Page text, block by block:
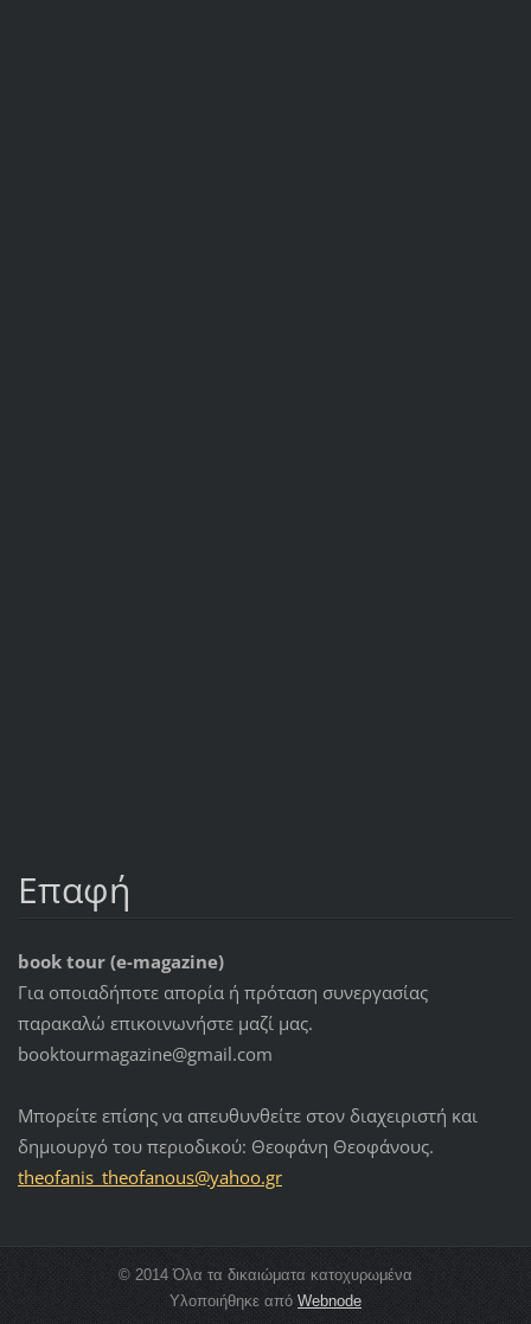
Επαφή
book tour (e-magazine)
Για οποιαδήποτε απορία ή πρόταση συνεργασίας
παρακαλώ επικοινωνήστε μαζί μας.
booktourmagazine@gmail.com
Μπορείτε επίσης να απευθυνθείτε στον διαχειριστή και
δημιουργό του περιοδικού: Θεοφάνη Θεοφάνους.
theofanis_theofanous@yahoo.gr
© 2014 Όλα τα δικαιώματα κατοχυρωμένα
Υλοποιήθηκε από Webnode